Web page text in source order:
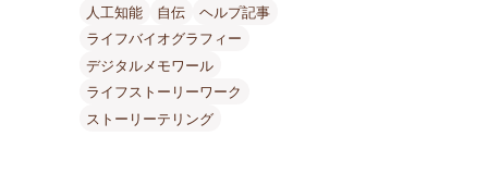
人工知能 自伝
ヘルプ記事
ライフバイオグラフィー
デジタルメモワール
ライフストーリーワーク
ストーリーテリング